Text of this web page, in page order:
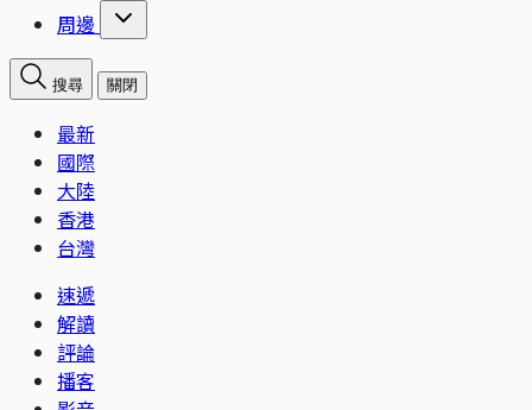
周邊
搜尋 關閉
最新
國際
大陸
香港
台灣
速遞
解讀
評論
播客